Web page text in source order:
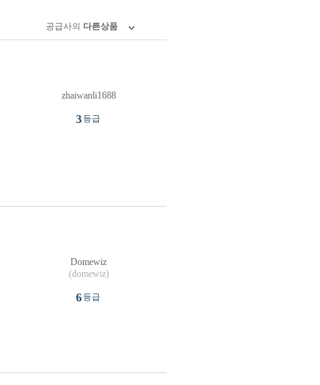
공급사의 다른상품
zhaiwanli1688
3등급
Domewiz
(domewiz)
6등급